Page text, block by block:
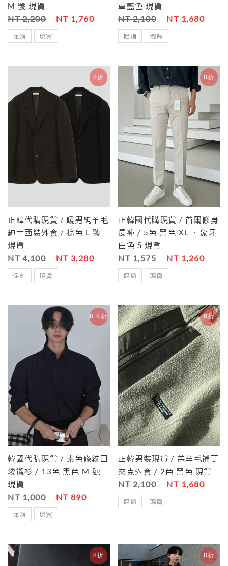
M 號 現貨
NT 2,200 NT 1,760
促銷 現貨
軍藍色 現貨
NT 2,100 NT 1,680
促銷 現貨
8折
正韓代購現貨 / 暖男純羊毛
紳士西裝外套 / 棕色 L 號
現貨
NT 4,100 NT 3,280
促銷 現貨
8折
正韓國代購現貨 / 首爾修身
長褲 / 5色 黑色 XL 、象牙
白色 S 現貨
NT 1,575 NT 1,260
促銷 現貨
8.9折
韓國代購現貨 / 素色條紋口
袋襯衫 / 13色 黑色 M 號
現貨
NT 1,000 NT 890
促銷 現貨
8折
正韓男裝現貨 / 羔羊毛補丁
夾克外套 / 2色 黑色 現貨
NT 2,100 NT 1,680
促銷 現貨
8折 8折